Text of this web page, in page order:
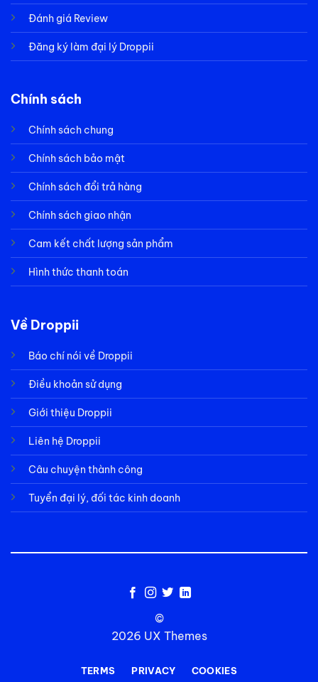
Đánh giá Review
Đăng ký làm đại lý Droppii
Chính sách
Chính sách chung
Chính sách bảo mật
Chính sách đổi trả hàng
Chính sách giao nhận
Cam kết chất lượng sản phẩm
Hình thức thanh toán
Về Droppii
Báo chí nói về Droppii
Điều khoản sử dụng
Giới thiệu Droppii
Liên hệ Droppii
Câu chuyện thành công
Tuyển đại lý, đối tác kinh doanh
©
2026 UX Themes
TERMS PRIVACY COOKIES